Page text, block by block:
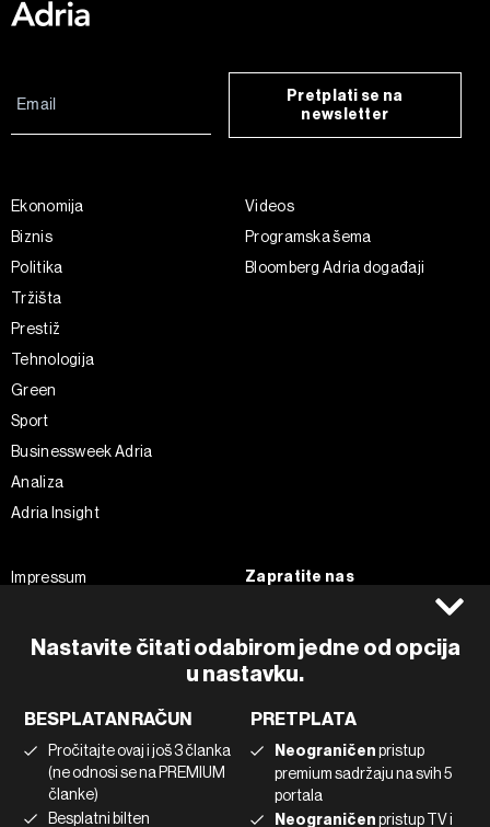
Nastavite čitati odabirom jedne od opcija
u nastavku.
BESPLATAN RAČUN
Pročitajte ovaj i još 3 članka
(ne odnosi se na PREMIUM
članke)
Besplatni bilten
PRETPLATA
Neograničenpristup
premium sadržaju na svih 5
portala
Neograničenpristup TV i
Pretplati se na
newsletter
Ekonomija
Biznis
Politika
Tržišta
Prestiž
Tehnologija
Green
Sport
Businessweek Adria
Analiza
Adria Insight
Videos
Programska šema
Bloomberg Adria događaji
Impressum
Pravila privatnosti
Korištenje umjetne inteligencije
Zapratite nas
Instagram
Twitter
Tiktok
©2022 - 2026 Bloomberg L.P. All Rights Reserved. BLOOMBERG and